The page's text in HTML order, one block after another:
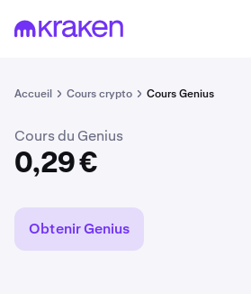
Accueil Cours crypto Cours Genius
0,29 €
Cours du Genius
0,29 €
Obtenir Genius